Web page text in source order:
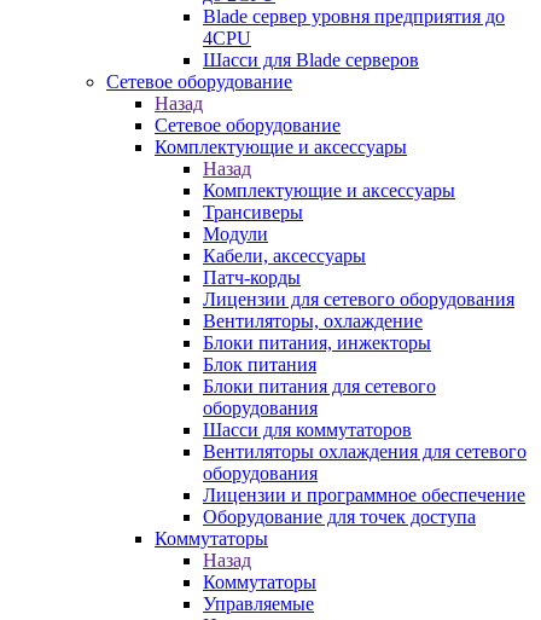
Blade сервер уровня предприятия до
4CPU
Шасси для Blade серверов
Сетевое оборудование
Назад
Сетевое оборудование
Комплектующие и аксессуары
Назад
Комплектующие и аксессуары
Трансиверы
Модули
Кабели, аксессуары
Патч-корды
Лицензии для сетевого оборудования
Вентиляторы, охлаждение
Блоки питания, инжекторы
Блок питания
Блоки питания для сетевого
оборудования
Шасси для коммутаторов
Вентиляторы охлаждения для сетевого
оборудования
Лицензии и программное обеспечение
Оборудование для точек доступа
Коммутаторы
Назад
Коммутаторы
Управляемые